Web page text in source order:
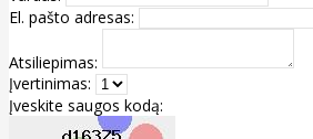
El. pašto adresas:
Atsiliepimas:
Įvertinimas:
Įveskite saugos kodą: